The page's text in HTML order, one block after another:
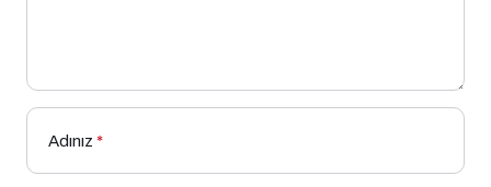
Adınız *